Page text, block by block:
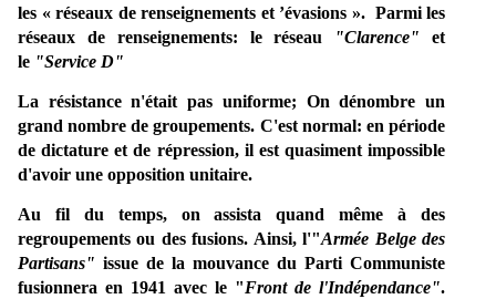
les « réseaux de renseignements et ’évasions ». Parmi les
réseaux de renseignements: le réseau
"Clarence"
et
le "Service D"
La résistance n'était pas uniforme; On dénombre un
grand nombre de groupements. C'est normal: en période
de dictature et de répression, il est quasiment impossible
d'avoir une opposition unitaire.
Au fil du temps, on assista quand même à des
regroupements ou des fusions. Ainsi, l'"Armée Belge des
Partisans" issue de la mouvance du Parti Communiste
fusionnera en 1941 avec le "Front de l'Indépendance".